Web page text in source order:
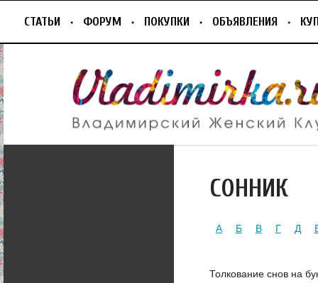
СТАТЬИ ФОРУМ ПОКУПКИ ОБЪЯВЛЕНИЯ
СОННИК
А Б В Г Д
Толкование снов на